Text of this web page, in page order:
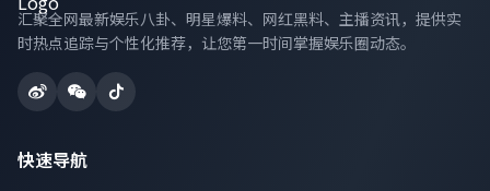
汇聚全网最新娱乐八卦、明星爆料、网红黑料、主播资讯，提供实
时热点追踪与个性化推荐，让您第一时间掌握娱乐圈动态。
快速导航